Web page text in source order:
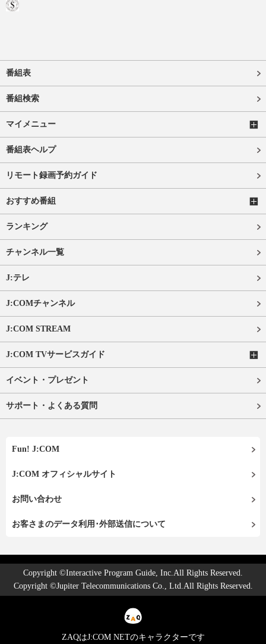
番組表
番組検索
マイメニュー
番組表ヘルプ
リモート録画予約ガイド
おすすめ番組
ランキング
チャンネル一覧
J:テレ
J:COMチャンネル
J:COM STREAM
J:COM TVサービスガイド
イベント・プレゼント
サポート・よくある質問
Fun! J:COM
J:COM オフィシャルサイト
お問い合わせ
お客さまのデータ利用･外部送信について
Copyright ©Interactive Program Guide, Inc.All Rights Reserved.
Copyright ©Jupiter Telecommunications Co., Ltd.All Rights Reserved.
ZAQはJ:COM NETのキャラクターです